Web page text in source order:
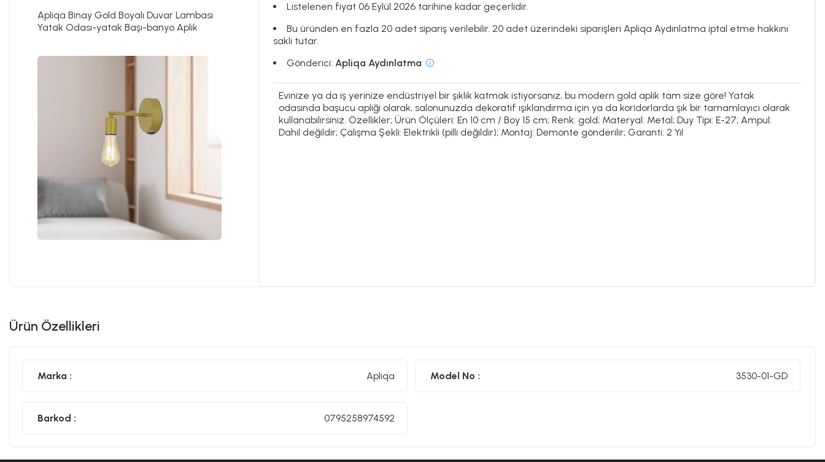
Apliqa Binay Gold Boyalı Duvar Lambası
Yatak Odası-yatak Başı-banyo Aplik
Listelenen fiyat 06 Eylül 2026 tarihine kadar geçerlidir.
Bu üründen en fazla 20 adet sipariş verilebilir. 20 adet üzerindeki siparişleri Apliqa Aydınlatma iptal etme hakkını
saklı tutar.
Gönderici: Apliqa Aydınlatma
Evinize ya da iş yerinize endüstriyel bir şıklık katmak istiyorsanız, bu modern gold aplik tam size göre! Yatak
odasında başucu apliği olarak, salonunuzda dekoratif ışıklandırma için ya da koridorlarda şık bir tamamlayıcı olarak
kullanabilirsiniz. Özellikler; Ürün Ölçüleri: En 10 cm / Boy 15 cm; Renk: gold; Materyal: Metal; Duy Tipi: E-27; Ampul:
Dahil değildir; Çalışma Şekli: Elektrikli (pilli değildir); Montaj: Demonte gönderilir; Garanti: 2 Yıl
Ürün Özellikleri
Marka : Apliqa Model No : 3530-01-GD
Barkod : 0795258974592